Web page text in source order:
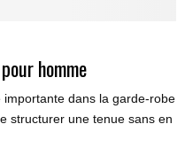
homme
dans la garde-robe
structurer une tenue sans en